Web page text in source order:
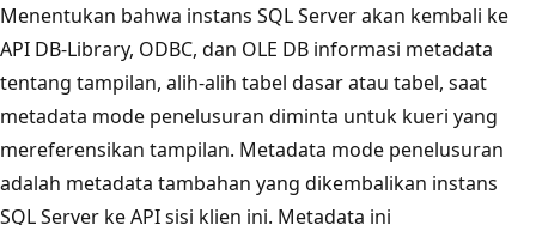
Menentukan bahwa instans SQL Server akan kembali ke
API DB-Library, ODBC, dan OLE DB informasi metadata
tentang tampilan, alih-alih tabel dasar atau tabel, saat
metadata mode penelusuran diminta untuk kueri yang
mereferensikan tampilan. Metadata mode penelusuran
adalah metadata tambahan yang dikembalikan instans
SQL Server ke API sisi klien ini. Metadata ini